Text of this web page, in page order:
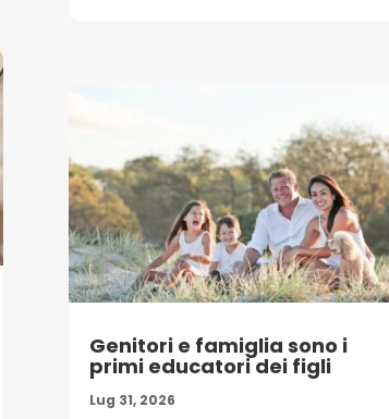
Genitori e famiglia sono i
primi educatori dei figli
Lug 31, 2026